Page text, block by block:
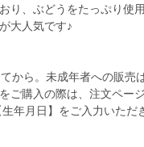
り、ぶどうをたっぷり使
大人気です♪
から。未成年者への販売
ご購入の際は、注文ペー
年月日】をご入力いただ